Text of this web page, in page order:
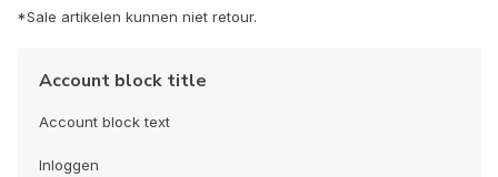
*Sale artikelen kunnen niet retour.
Account block title
Account block text
Inloggen